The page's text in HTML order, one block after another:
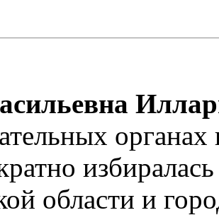
органах
области и